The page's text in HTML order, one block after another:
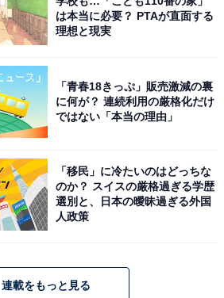
は本当に必要？ PTAが直面する
理想と現実
「青春18きっぷ」販売激減の裏
に何が？ 連続利用の厳格化だけ
ではない「本当の理由」
「移民」に冷たいのはどっちな
のか？ スイスの厳格過ぎる学歴
選別と、日本の曖昧過ぎる外国
人政策
連載をもっと見る